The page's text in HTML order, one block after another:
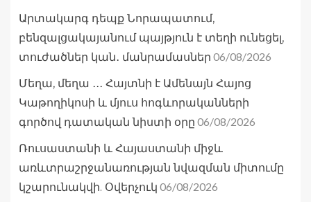
Արտակարգ դեպք Նորապատում,
բենզալցակայանում պայթյուն է տեղի ունեցել,
տուժածներ կան․ մանրամասներ 06/08/2026
Մեղա, մեղա ․․․ Հայտնի է Ամենայն Հայոց
Կաթողիկոսի և մյուս հոգևորականների
գործով դատական նիստի օրը 06/08/2026
Ռուսաստանի և Հայաստանի միջև
առևտրաշրջանառության նվազման միտումը
կշարունակվի. Օվերչուկ 06/08/2026